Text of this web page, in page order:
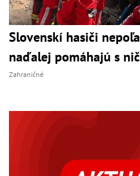
Slovenskí hasiči
naďalej pomáhajú s
Zahraničné